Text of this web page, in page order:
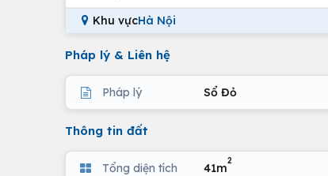
Khu vựcHà Nội
Pháp lý & Liên hệ
Pháp lý Sổ Đỏ
Thông tin đất
Tổng diện tích 41m
2